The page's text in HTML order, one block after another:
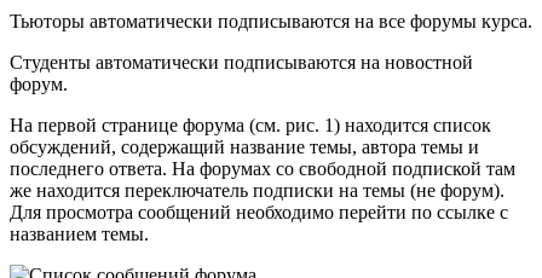
Тьюторы автоматически подписываются на все форумы курса.
Студенты автоматически подписываются на новостной
форум.
На первой странице форума (см. рис. 1) находится список
обсуждений, содержащий название темы, автора темы и
последнего ответа. На форумах со свободной подпиской там
же находится переключатель подписки на темы (не форум).
Для просмотра сообщений необходимо перейти по ссылке с
названием темы.